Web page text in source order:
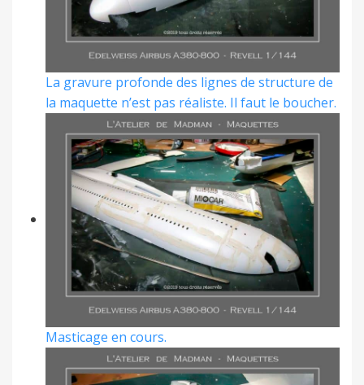
La gravure profonde des lignes de structure de
la maquette n’est pas réaliste. Il faut le boucher.
Masticage en cours.